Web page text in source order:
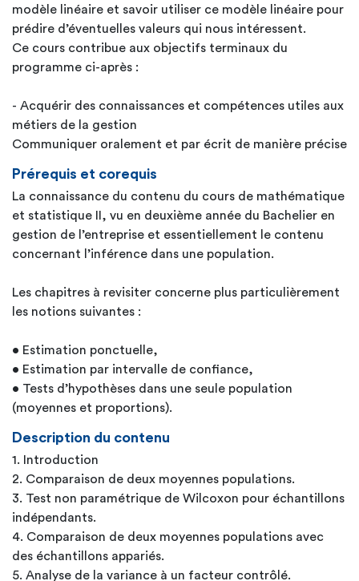
modèle linéaire et savoir utiliser ce modèle linéaire pour
prédire d’éventuelles valeurs qui nous intéressent.
Ce cours contribue aux objectifs terminaux du
programme ci-après :
- Acquérir des connaissances et compétences utiles aux
métiers de la gestion
Communiquer oralement et par écrit de manière précise
Prérequis et corequis
La connaissance du contenu du cours de mathématique
et statistique II, vu en deuxième année du Bachelier en
gestion de l’entreprise et essentiellement le contenu
concernant l’inférence dans une population.
Les chapitres à revisiter concerne plus particulièrement
les notions suivantes :
• Estimation ponctuelle,
• Estimation par intervalle de confiance,
• Tests d’hypothèses dans une seule population
(moyennes et proportions).
Description du contenu
1. Introduction
2. Comparaison de deux moyennes populations.
3. Test non paramétrique de Wilcoxon pour échantillons
indépendants.
4. Comparaison de deux moyennes populations avec
des échantillons appariés.
5. Analyse de la variance à un facteur contrôlé.